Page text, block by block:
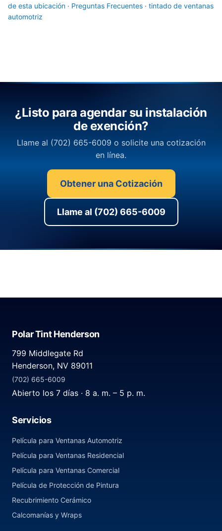
de esta ubicación · Preguntas Frecuentes · tintado de ventanas
automotriz
¿Listo para agendar su instalación
de exención?
Llame al (702) 665-6009 o solicite una cotización
en línea.
Obtener una Cotización
Llame al (702) 665-6009
Polar Tint Henderson
799 Middlegate Rd
Henderson, NV 89011
(702) 665-6009
Abierto los 7 días · 8 a. m. – 5 p. m.
Servicios
Película para Ventanas Automotriz
Película para Ventanas Residencial
Película para Ventanas Comercial
Película de Protección de Pintura
Recubrimiento Cerámico
Calcomanías y Wraps